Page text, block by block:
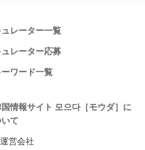
ュレーター一覧
ュレーター応募
ーワード一覧
情報サイト 모으다［モウダ］に
て
運営会社